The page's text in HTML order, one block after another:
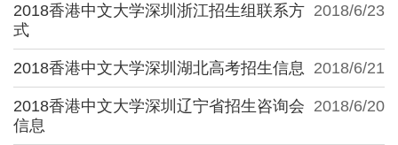
2018/6/23
2018香港中文大学深圳浙江招生组联系方
式
2018/6/21
2018香港中文大学深圳湖北高考招生信息
2018/6/20
2018香港中文大学深圳辽宁省招生咨询会
信息